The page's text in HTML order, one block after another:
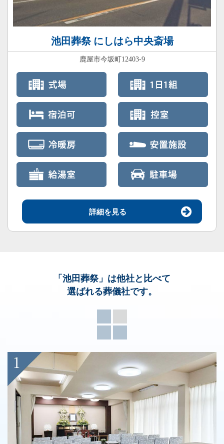
池田葬祭 にしはら中央斎場
鹿屋市今坂町12403-9
詳細を見る
「池田葬祭」 は他社と比べて
選ばれる葬儀社です。